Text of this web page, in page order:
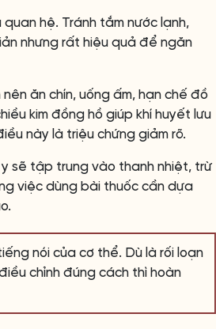
hệ. Tránh tắm nước lạnh,
nhưng rất hiệu quả để ngăn
ăn chín, uống ấm, hạn chế đồ
kim đồng hồ giúp khí huyết lưu
này là triệu chứng giảm rõ.
sẽ tập trung vào thanh nhiệt, trừ
việc dùng bài thuốc cần dựa
nói của cơ thể. Dù là rối loạn
chỉnh đúng cách thì hoàn